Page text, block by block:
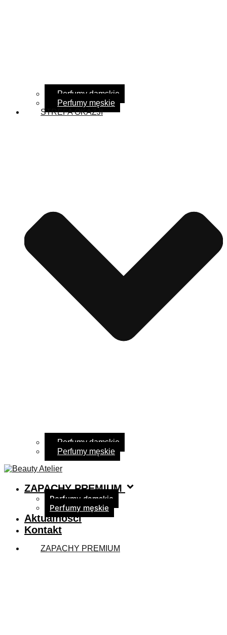
Perfumy damskie
Perfumy męskie
STREFA OKAZJI
Perfumy damskie
Perfumy męskie
ZAPACHY PREMIUM
Perfumy damskie
Perfumy męskie
Aktualności
Kontakt
ZAPACHY PREMIUM